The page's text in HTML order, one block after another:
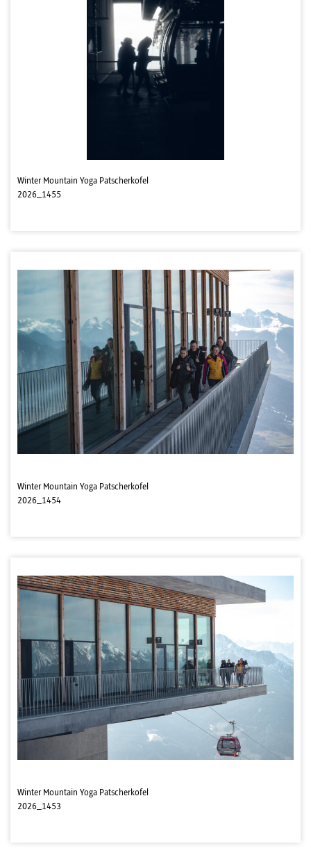
Winter Mountain Yoga Patscherkofel
2026_1455
Winter Mountain Yoga Patscherkofel
2026_1454
Winter Mountain Yoga Patscherkofel
2026_1453